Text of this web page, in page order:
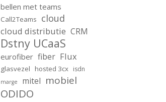
bellen met teams
Call2Teams cloud
cloud distributie CRM
Dstny UCaaS
eurofiber fiber Flux
glasvezel hosted 3cx isdn
marge mitel mobiel
ODIDO